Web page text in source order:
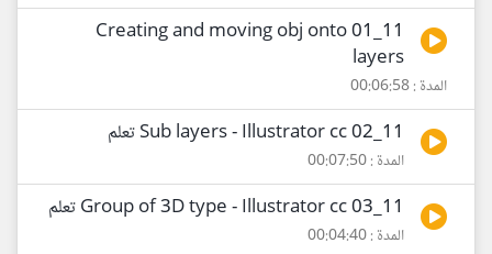
11_01 Creating and moving obj onto
layers
المدة : 00:06:58
11_02 Sub layers - Illustrator cc تعلم
المدة : 00:07:50
11_03 Group of 3D type - Illustrator cc تعلم
المدة : 00:04:40